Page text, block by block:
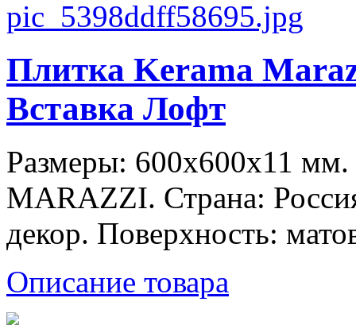
Плитка Kerama
Вставка Лофт
Размеры: 600x600x11
MARAZZI. Страна:
декор. Поверхность:
Описание товара